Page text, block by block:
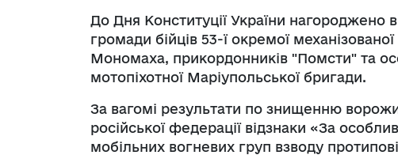
До Дня Конституції України нагороджено
громади бійців 53-ї окремої
Мономаха, прикордонників "Помсти" та
мотопіхотної Маріупольської бригади.
За вагомі результати по знищенню
російської федерації відзнаки «За
мобільних вогневих груп взводу